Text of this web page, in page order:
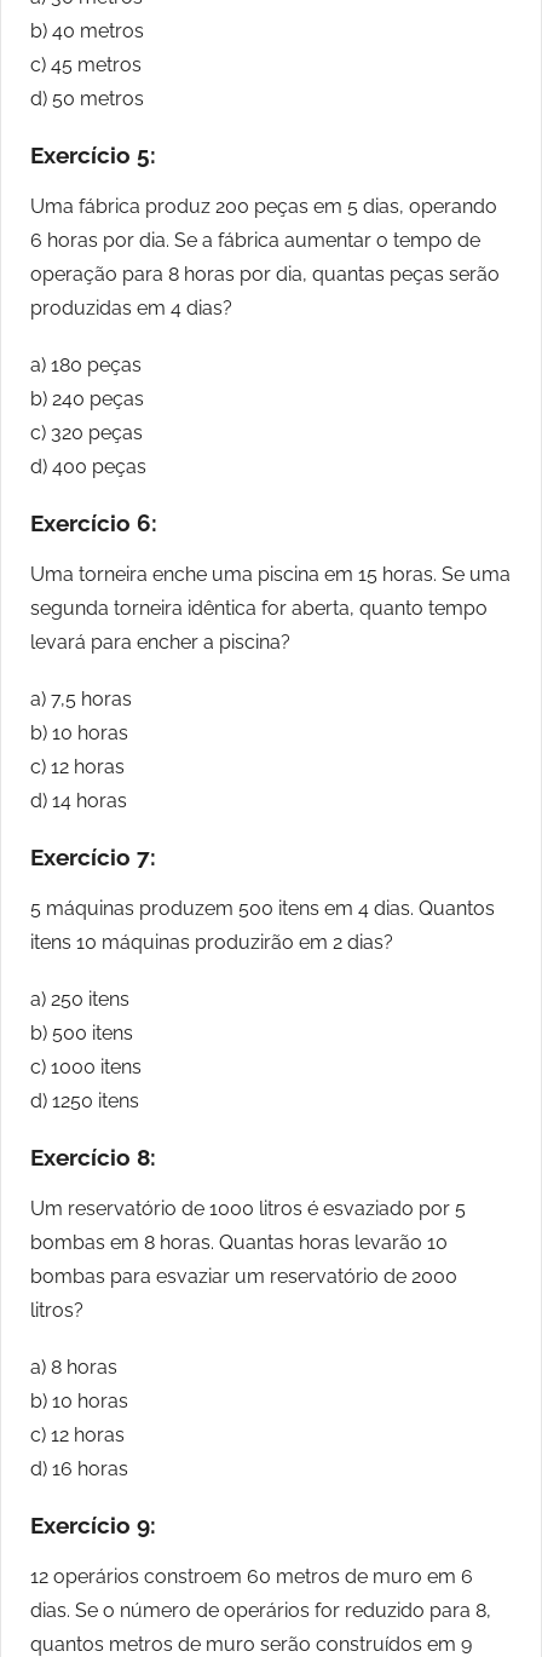
b) 40 metros
c) 45 metros
d) 50 metros
Exercício 5:
Uma fábrica produz 200 peças em 5 dias, operando
6 horas por dia. Se a fábrica aumentar o tempo de
operação para 8 horas por dia, quantas peças serão
produzidas em 4 dias?
a) 180 peças
b) 240 peças
c) 320 peças
d) 400 peças
Exercício 6:
Uma torneira enche uma piscina em 15 horas. Se uma
segunda torneira idêntica for aberta, quanto tempo
levará para encher a piscina?
a) 7,5 horas
b) 10 horas
c) 12 horas
d) 14 horas
Exercício 7:
5 máquinas produzem 500 itens em 4 dias. Quantos
itens 10 máquinas produzirão em 2 dias?
a) 250 itens
b) 500 itens
c) 1000 itens
d) 1250 itens
Exercício 8:
Um reservatório de 1000 litros é esvaziado por 5
bombas em 8 horas. Quantas horas levarão 10
bombas para esvaziar um reservatório de 2000
litros?
a) 8 horas
b) 10 horas
c) 12 horas
d) 16 horas
Exercício 9:
12 operários constroem 60 metros de muro em 6
dias. Se o número de operários for reduzido para 8,
quantos metros de muro serão construídos em 9